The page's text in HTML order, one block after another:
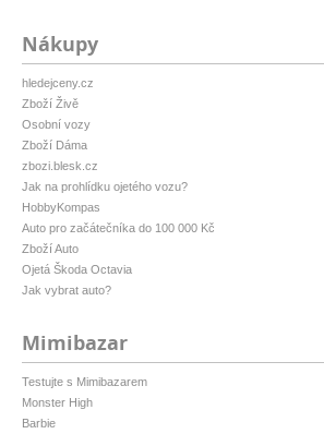
Nákupy
hledejceny.cz
Zboží Živě
Osobní vozy
Zboží Dáma
zbozi.blesk.cz
Jak na prohlídku ojetého vozu?
HobbyKompas
Auto pro začátečníka do 100 000 Kč
Zboží Auto
Ojetá Škoda Octavia
Jak vybrat auto?
Mimibazar
Testujte s Mimibazarem
Monster High
Barbie